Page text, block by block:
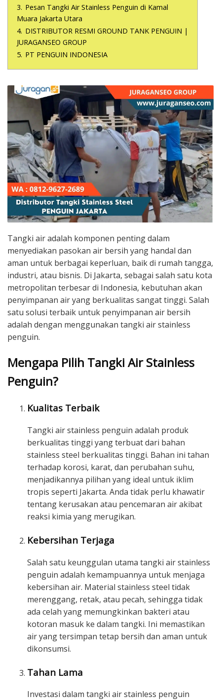
3. Pesan Tangki Air Stainless Penguin di Kamal
Muara Jakarta Utara
4. DISTRIBUTOR RESMI GROUND TANK PENGUIN |
JURAGANSEO GROUP
5. PT PENGUIN INDONESIA
Tangki air adalah komponen penting dalam
menyediakan pasokan air bersih yang handal dan
aman untuk berbagai keperluan, baik di rumah tangga,
industri, atau bisnis. Di Jakarta, sebagai salah satu kota
metropolitan terbesar di Indonesia, kebutuhan akan
penyimpanan air yang berkualitas sangat tinggi. Salah
satu solusi terbaik untuk penyimpanan air bersih
adalah dengan menggunakan tangki air stainless
penguin.
Mengapa Pilih Tangki Air Stainless
Penguin?
Kualitas Terbaik
Tangki air stainless penguin adalah produk
berkualitas tinggi yang terbuat dari bahan
stainless steel berkualitas tinggi. Bahan ini tahan
terhadap korosi, karat, dan perubahan suhu,
menjadikannya pilihan yang ideal untuk iklim
tropis seperti Jakarta. Anda tidak perlu khawatir
tentang kerusakan atau pencemaran air akibat
reaksi kimia yang merugikan.
Kebersihan Terjaga
Salah satu keunggulan utama tangki air stainless
penguin adalah kemampuannya untuk menjaga
kebersihan air. Material stainless steel tidak
merenggang, retak, atau pecah, sehingga tidak
ada celah yang memungkinkan bakteri atau
kotoran masuk ke dalam tangki. Ini memastikan
air yang tersimpan tetap bersih dan aman untuk
dikonsumsi.
Tahan Lama
Investasi dalam tangki air stainless penguin